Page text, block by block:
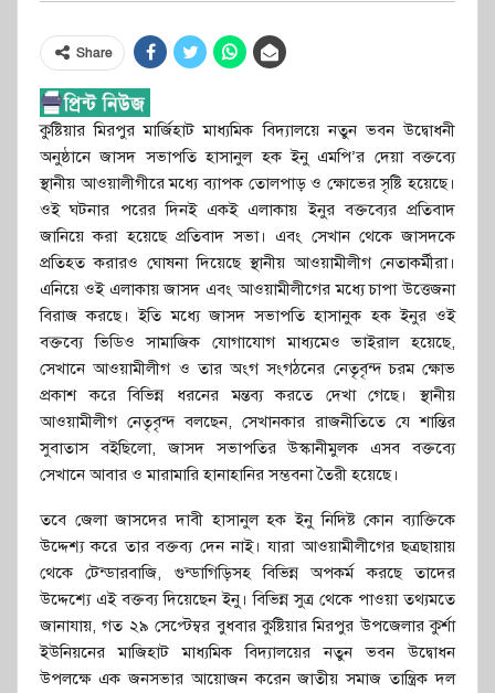
Share
কুষ্টিয়ার মিরপুর মার্জিহাট মাধ্যমিক বিদ্যালয়ে নতুন ভবন উদ্বোধনী
অনুষ্ঠানে জাসদ সভাপতি হাসানুল হক ইনু এমপি’র দেয়া বক্তব্যে
স্থানীয় আওয়ালীগীরে মধ্যে ব্যাপক তোলপাড় ও ক্ষোভের সৃষ্টি হয়েছে।
ওই ঘটনার পরের দিনই একই এলাকায় ইনুর বক্তব্যের প্রতিবাদ
জানিয়ে করা হয়েছে প্রতিবাদ সভা। এবং সেখান থেকে জাসদকে
প্রতিহত করারও ঘোষনা দিয়েছে স্থানীয় আওয়ামীলীগ নেতাকর্মীরা।
এনিয়ে ওই এলাকায় জাসদ এবং আওয়ামীলীগের মধ্যে চাপা উত্তেজনা
বিরাজ করছে। ইতি মধ্যে জাসদ সভাপতি হাসানুক হক ইনুর ওই
বক্তব্যে ভিডিও সামাজিক যোগাযোগ মাধ্যমেও ভাইরাল হয়েছে,
সেখানে আওয়ামীলীগ ও তার অংগ সংগঠনের নেতৃবৃন্দ চরম ক্ষোভ
প্রকাশ করে বিভিন্ন ধরনের মন্তব্য করতে দেখা গেছে। স্থানীয়
আওয়ামীলীগ নেতৃবৃন্দ বলছেন, সেখানকার রাজনীতিতে যে শান্তির
সুবাতাস বইছিলো, জাসদ সভাপতির উস্কানীমুলক এসব বক্তব্যে
সেখানে আবার ও মারামারি হানাহানির সম্ভবনা তৈরী হয়েছে।
তবে জেলা জাসদের দাবী হাসানুল হক ইনু নিদিষ্ট কোন ব্যাক্তিকে
উদ্দেশ্য করে তার বক্তব্য দেন নাই। যারা আওয়ামীলীগের ছত্রছায়ায়
থেকে টেন্ডারবাজি, গুন্ডাগিড়িসহ বিভিন্ন অপকর্ম করছে তাদের
উদ্দেশ্যে এই বক্তব্য দিয়েছেন ইনু। বিভিন্ন সুত্র থেকে পাওয়া তথ্যমতে
জানাযায়, গত ২৯ সেপ্টেম্বর বুধবার কুষ্টিয়ার মিরপুর উপজেলার কুর্শা
ইউনিয়নের মাজিহাট মাধ্যমিক বিদ্যালয়ের নতুন ভবন উদ্বোধন
উপলক্ষে এক জনসভার আয়োজন করেন জাতীয় সমাজ তান্ত্রিক দল